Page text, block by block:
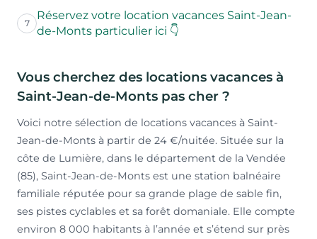
7
Réservez votre location vacances Saint-Jean-
de-Monts particulier ici 👇
Vous cherchez des locations vacances à
Saint-Jean-de-Monts pas cher ?
Voici notre sélection de locations vacances à Saint-
Jean-de-Monts à partir de 24 €/nuitée. Située sur la
côte de Lumière, dans le département de la Vendée
(85), Saint-Jean-de-Monts est une station balnéaire
familiale réputée pour sa grande plage de sable fin,
ses pistes cyclables et sa forêt domaniale. Elle compte
environ 8 000 habitants à l’année et s’étend sur près